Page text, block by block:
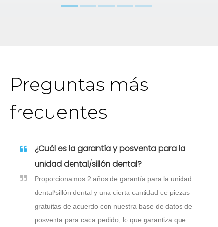
Preguntas más
frecuentes
¿Cuál es la garantía y posventa para la
unidad dental/sillón dental?
Proporcionamos 2 años de garantía para la unidad
dental/sillón dental y una cierta cantidad de piezas
gratuitas de acuerdo con nuestra base de datos de
posventa para cada pedido, lo que garantiza que